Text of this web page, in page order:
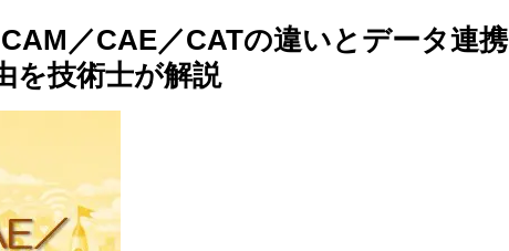
／CAE／CATの違いとデータ連携
を技術士が解説